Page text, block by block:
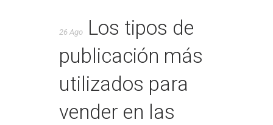
26 Ago
Los tipos de
publicación más
utilizados para
vender en las